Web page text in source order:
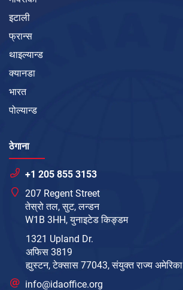
इटाली
फ्रान्स
थाइल्यान्ड
क्यानडा
भारत
पोल्यान्ड
ठेगाना
+1 205 855 3153
207 Regent Street
तेस्रो तल, सुट, लन्डन
W1B 3HH, युनाइटेड किङ्डम
1321 Upland Dr.
अफिस 3819
ह्युस्टन, टेक्सास 77043, संयुक्त राज्य अमेरिका
info@idaoffice.org